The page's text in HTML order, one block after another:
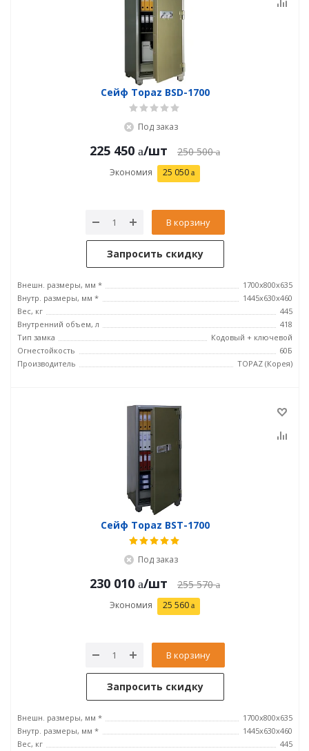
Сейф Topaz BSD-1700
Под заказ
225 450 /шт 250 500
Экономия 25 050
В корзину
Запросить скидку
Внешн. размеры, мм *
1700x800x635
Внутр. размеры, мм *
1445х630х460
Вес, кг
445
Внутренний объем, л
418
Тип замка
Кодовый + ключевой
Огнестойкость
60Б
Производитель
TOPAZ (Корея)
Сейф Topaz BST-1700
Под заказ
230 010 /шт 255 570
Экономия 25 560
В корзину
Запросить скидку
Внешн. размеры, мм *
1700x800x635
Внутр. размеры, мм *
1445х630х460
Вес, кг
445